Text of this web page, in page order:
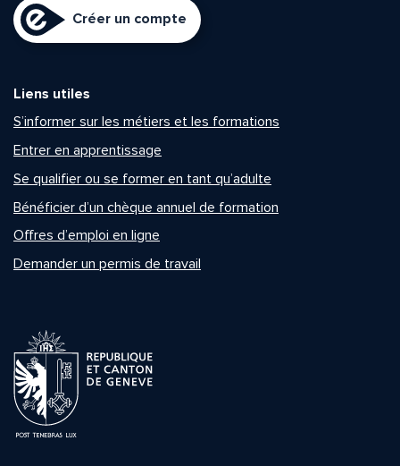
Créer un compte
Liens utiles
S’informer sur les métiers et les formations
Entrer en apprentissage
Se qualifier ou se former en tant qu’adulte
Bénéficier d’un chèque annuel de formation
Offres d’emploi en ligne
Demander un permis de travail